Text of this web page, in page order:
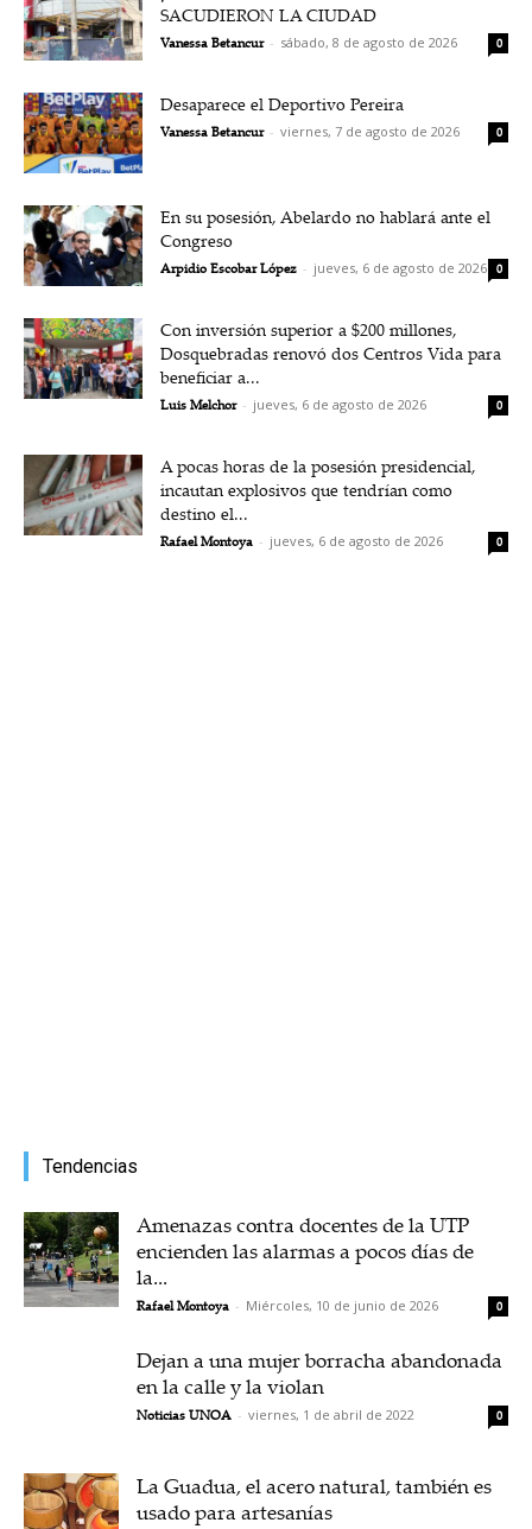
Tendencias
Amenazas contra docentes de la UTP
encienden las alarmas a pocos días de
la...
Rafael Montoya - Miércoles, 10 de junio de 2026 0
Dejan a una mujer borracha abandonada
en la calle y la violan
Noticias UNOA - viernes, 1 de abril de 2022 0
La Guadua, el acero natural, también es
usado para artesanías
SACUDIERON LA CIUDAD
Vanessa Betancur - sábado, 8 de agosto de 2026 0
Desaparece el Deportivo Pereira
Vanessa Betancur - viernes, 7 de agosto de 2026 0
En su posesión, Abelardo no hablará ante el
Congreso
Arpidio Escobar López - jueves, 6 de agosto de 2026 0
Con inversión superior a $200 millones,
Dosquebradas renovó dos Centros Vida para
beneficiar a...
Luis Melchor - jueves, 6 de agosto de 2026 0
A pocas horas de la posesión presidencial,
incautan explosivos que tendrían como
destino el...
Rafael Montoya - jueves, 6 de agosto de 2026 0